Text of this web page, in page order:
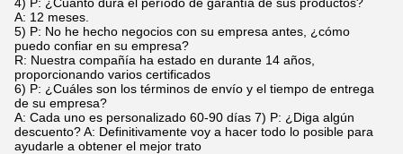
A: 12 meses.
5) P: No he hecho negocios con su empresa antes, ¿cómo
puedo confiar en su empresa?
R: Nuestra compañía ha estado en durante 14 años,
proporcionando varios certificados
6) P: ¿Cuáles son los términos de envío y el tiempo de entrega
de su empresa?
A: Cada uno es personalizado 60-90 días 7) P: ¿Diga algún
descuento? A: Definitivamente voy a hacer todo lo posible para
ayudarle a obtener el mejor trato